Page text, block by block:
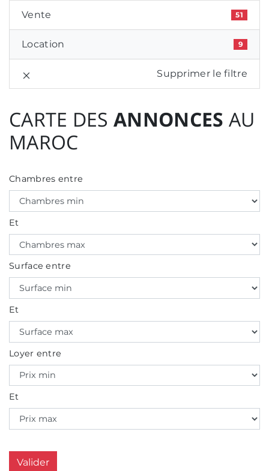
Vente 51
Location 9
Supprimer le filtre
CARTE DES ANNONCES AU
MAROC
Chambres entre
Et
Surface entre
Et
Loyer entre
Et
Valider